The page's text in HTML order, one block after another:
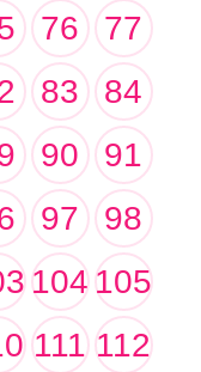
76
77
83
84
90
91
97
98
104105
111 112